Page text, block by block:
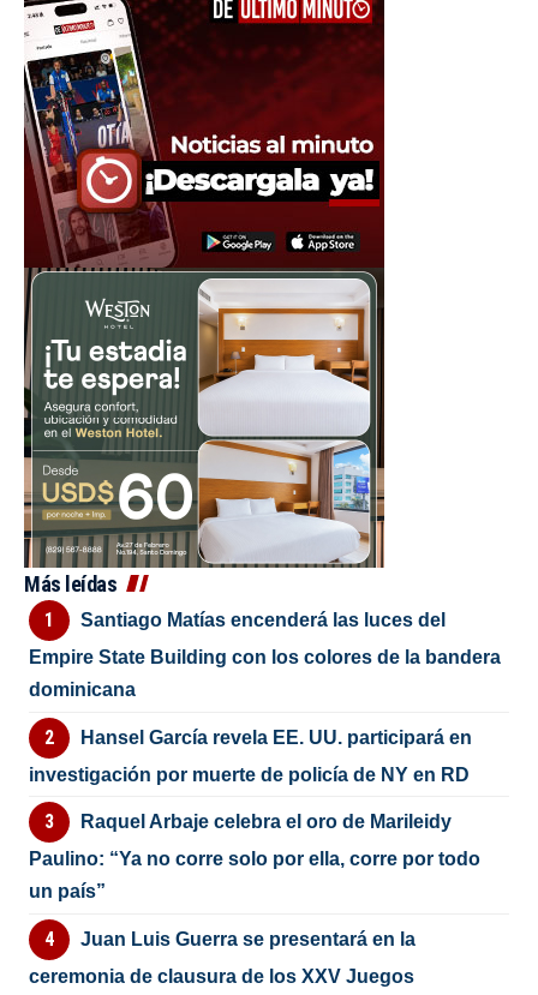
Más leídas
Santiago Matías encenderá las luces del
Empire State Building con los colores de la bandera
dominicana
Hansel García revela EE. UU. participará en
investigación por muerte de policía de NY en RD
Raquel Arbaje celebra el oro de Marileidy
Paulino: “Ya no corre solo por ella, corre por todo
un país”
Juan Luis Guerra se presentará en la
ceremonia de clausura de los XXV Juegos